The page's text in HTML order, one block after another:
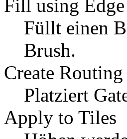
Fill using
Füllt einen
Brush.
Create
Platziert
Apply to Tiles